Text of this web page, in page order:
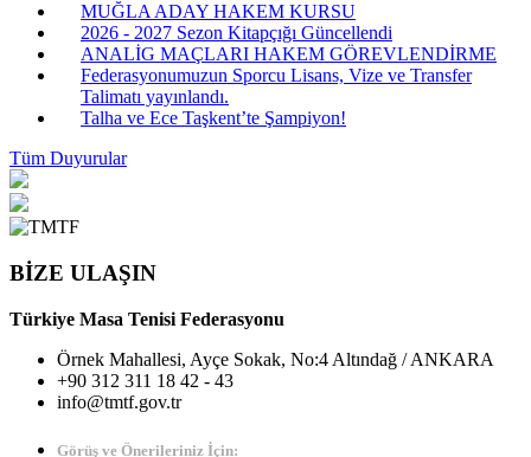
MUĞLA ADAY HAKEM KURSU
2026 - 2027 Sezon Kitapçığı Güncellendi
ANALİG MAÇLARI HAKEM GÖREVLENDİRME
Federasyonumuzun Sporcu Lisans, Vize ve Transfer
Talimatı yayınlandı.
Talha ve Ece Taşkent’te Şampiyon!
Tüm Duyurular
BİZE ULAŞIN
Türkiye Masa Tenisi Federasyonu
Örnek Mahallesi, Ayçe Sokak, No:4 Altındağ / ANKARA
+90 312 311 18 42 - 43
info@tmtf.gov.tr
Görüş ve Önerileriniz İçin: